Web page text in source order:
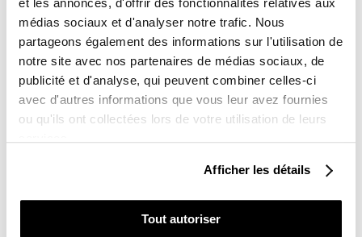
et les annonces, d'offrir des fonctionnalités relatives aux
médias sociaux et d'analyser notre trafic. Nous
partageons également des informations sur l'utilisation de
notre site avec nos partenaires de médias sociaux, de
publicité et d'analyse, qui peuvent combiner celles-ci
avec d'autres informations que vous leur avez fournies
ou qu'ils ont collectées lors de votre utilisation de leurs
Afficher les détails
Tout autoriser
AJOUTER AU PANIER
DELAI DE LIVRAISON
Kit Déco sans personnalisation : 3 à 5 jours ouvrés

-10%
Sur l'ensemble de votre commande
Vous souhaitez en profiter :
POUR UN PROCHE